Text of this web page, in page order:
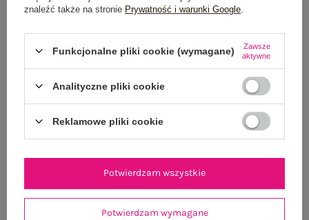
ZWROTY I REKLAMACJE
OSTATNIO OGLĄDANE
Zobacz wszystko
znaleźć także na stronie Prywatność i warunki Google
Funkcjonalne pliki cookie (wymagane)
Zawsze
aktywne
Analityczne pliki cookie
Reklamowe pliki cookie
Potwierdzam wymagane
Potwierdzam wszystkie